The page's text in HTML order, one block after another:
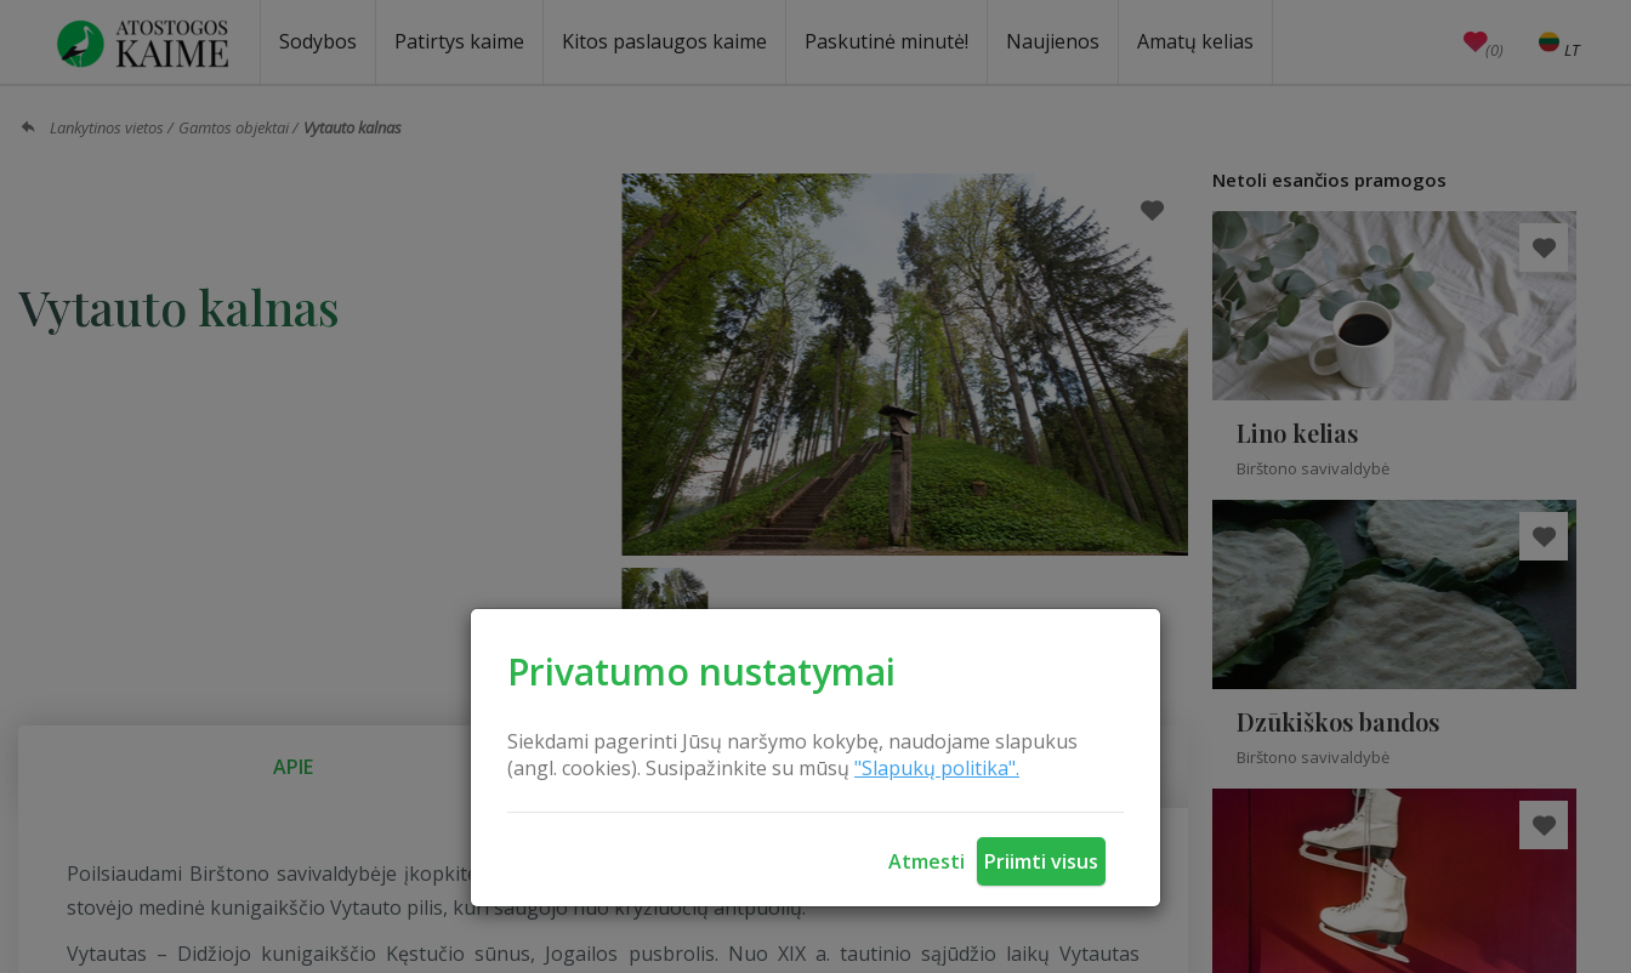
Privatumo nustatymai
Siekdami pagerinti Jūsų naršymo kokybę, naudojame slapukus
(angl. cookies). Susipažinkite su mūsų "Slapukų politika".
Atmesti Priimti visus
Sodybos Patirtys kaime Kitos paslaugos kaime Paskutinė minutė! Naujienos Amatų kelias (0) LT
EN
Lankytinos vietos Gamtos objektai Vytauto kalnas
Vytauto kalnas
APIE KONTAKTAI
Poilsiaudami Birštono savivaldybėje įkopkite į Vytauto kalną (Birštono piliakalnį). Jis garsus tuo, kad kadaise ant jo
stovėjo medinė kunigaikščio Vytauto pilis, kuri saugojo nuo kryžiuočių antpuolių.
Vytautas – Didžiojo kunigaikščio Kęstučio sūnus, Jogailos pusbrolis. Nuo XIX a. tautinio sąjūdžio laikų Vytautas
Netoli esančios pramogos
Lino kelias
Birštono savivaldybė
Dzūkiškos bandos
Birštono savivaldybė